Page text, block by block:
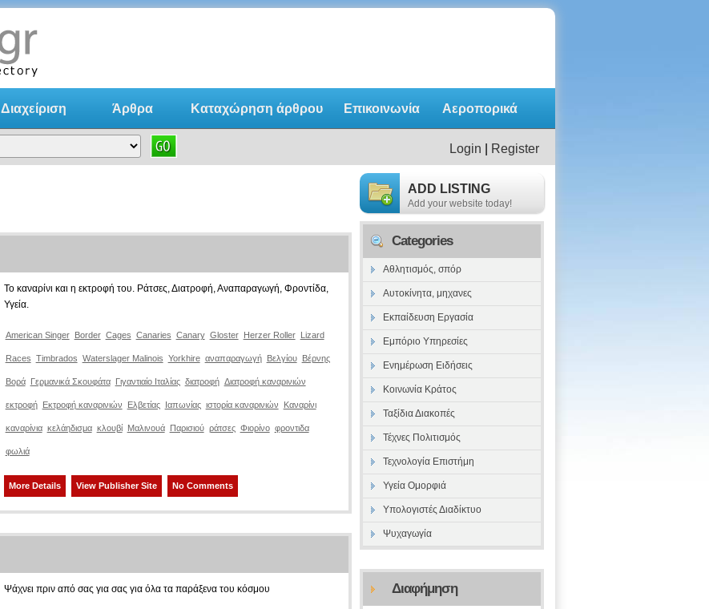
online κατάλογος
Διαχείριση Άρθρα Kαταχώρηση άρθρου Επικοινωνία Αεροπορικά
Login Register
Το καναρίνι και η εκτροφή του. Ράτσες, Διατροφή, Αναπαραγωγή, Φροντίδα,
Υγεία.
American Singer Border Cages Canaries Canary Gloster Herzer Roller Lizard
Races Timbrados Waterslager Malinois Yorkhire αναπαραγωγή Βελγίου Βέρνης
Βορά Γερμανικά Σκουφάτα Γιγαντιαίο Ιταλίας διατροφή Διατροφή καναρινιών
εκτροφή Εκτροφή καναρινιών Ελβετίας Ιαπωνίας ιστορία καναρινιών Καναρίνι
καναρίνια κελάηδισμα κλουβί Μαλινουά Παρισιού ράτσες Φιορίνο φροντιδα
φωλιά
More Details View Publisher Site No Comments
Ψάχνει πριν από σας για σας για όλα τα παράξενα του κόσμου
ADD LISTING
Add your website today!
Categories
Αθλητισμός, σπόρ
Αυτοκίνητα, μηχανες
Εκπαίδευση Εργασία
Εμπόριο Υπηρεσίες
Ενημέρωση Ειδήσεις
Κοινωνία Κράτος
Ταξίδια Διακοπές
Τέχνες Πολιτισμός
Τεχνολογία Επιστήμη
Υγεία Ομορφιά
Υπολογιστές Διαδίκτυο
Ψυχαγωγία
Διαφήμηση